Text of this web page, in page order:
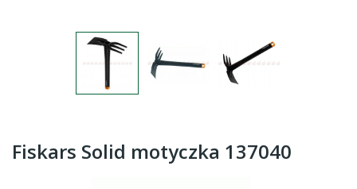
Fiskars Solid motyczka 137040